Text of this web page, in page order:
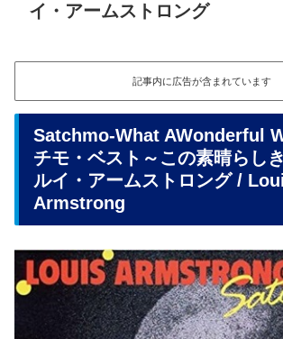
イ・アームストロング
記事内に広告が含まれています
Satchmo-What AWonderful
チモ・ベスト～この素晴らし
ルイ・アームストロング /
Armstrong